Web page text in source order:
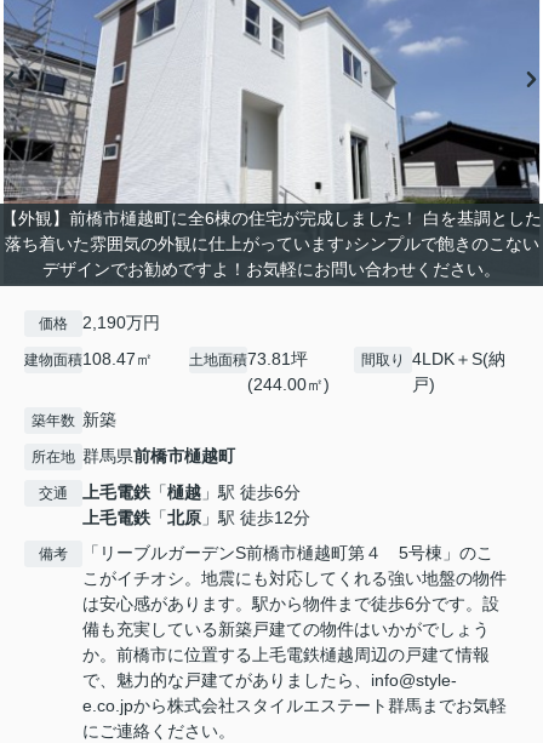
【外観】前橋市樋越町に全6棟の住宅が完成しました！ 白を基調とした
落ち着いた雰囲気の外観に仕上がっています♪シンプルで飽きのこない
デザインでお勧めですよ！お気軽にお問い合わせください。
価格 2,190万円
建物面積108.47㎡ 土地面積73.81坪
(244.00㎡)
間取り
4LDK＋S(納
戸)
築年数 新築
所在地 群馬県前橋市樋越町
交通 上毛電鉄 「樋越 」駅 徒歩6分
上毛電鉄 「北原 」駅 徒歩12分
備考
「リーブルガーデンS前橋市樋越町第４ 5号棟」のこ
こがイチオシ。地震にも対応してくれる強い地盤の物件
は安心感があります。駅から物件まで徒歩6分です。設
備も充実している新築戸建ての物件はいかがでしょう
か。前橋市に位置する上毛電鉄樋越周辺の戸建て情報
で、魅力的な戸建てがありましたら、info@style-
e.co.jpから株式会社スタイルエステート群馬までお気軽
にご連絡ください。